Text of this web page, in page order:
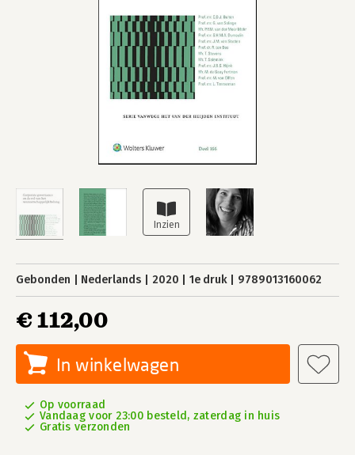
Gebonden Nederlands 2020 1e druk 9789013160062
€ 112,00
In winkelwagen
Op voorraad
Vandaag voor 23:00 besteld, zaterdag in huis
Gratis verzonden